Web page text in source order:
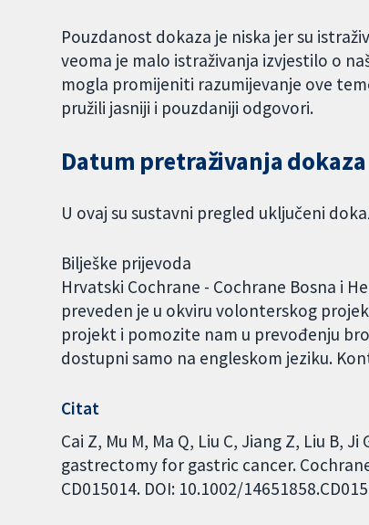
Pouzdanost dokaza je niska jer su
veoma je malo istraživanja izvjestilo o
mogla promijeniti razumijevanje ove
pružili jasniji i pouzdaniji odgovori.
Datum pretraživanja dokaza
U ovaj su sustavni pregled uključeni
Bilješke prijevoda
Hrvatski Cochrane - Cochrane Bosna i
preveden je u okviru volonterskog
projekt i pomozite nam u prevođenju
dostupni samo na engleskom jeziku.
Citat
Cai Z, Mu M, Ma Q, Liu C, Jiang Z, Liu B,
gastrectomy for gastric cancer.
CD015014. DOI: 10.1002/